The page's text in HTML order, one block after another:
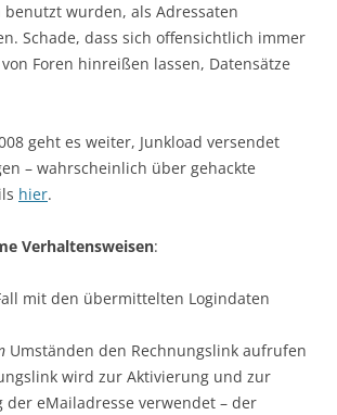
wurden, als Adressaten
Schade, dass sich offensichtlich immer
Foren hinreißen lassen, Datensätze
geht es weiter, Junkload versendet
– wahrscheinlich über gehackte
hier.
Verhaltensweisen:
mit den übermittelten Logindaten
Umständen den Rechnungslink aufrufen
wird zur Aktivierung und zur
der eMailadresse verwendet – der